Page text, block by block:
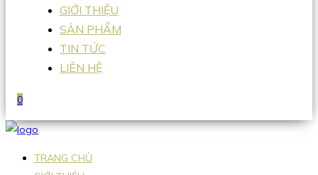
GIỚI THIỆU
SẢN PHẨM
TIN TỨC
LIÊN HỆ
0
TRANG CHỦ